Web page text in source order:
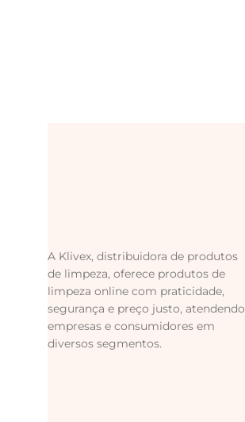
A Klivex, distribuidora de produtos
de limpeza, oferece produtos de
limpeza online com praticidade,
segurança e preço justo, atendendo
empresas e consumidores em
diversos segmentos.